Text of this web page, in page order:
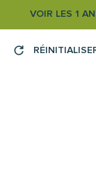
VOIR LES 1